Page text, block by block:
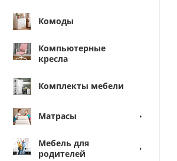
Комоды
Компьютерные
кресла
Комплекты мебели
Матрасы
Мебель для
родителей